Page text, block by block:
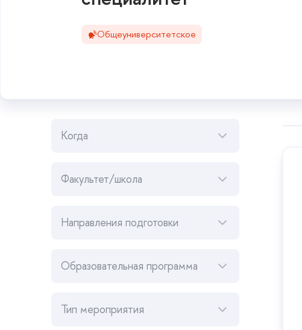
Общеуниверситетское
Когда
Факультет/школа
Направления подготовки
Образовательная программа
Тип мероприятия